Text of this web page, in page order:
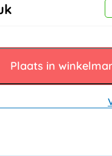
Plaats in